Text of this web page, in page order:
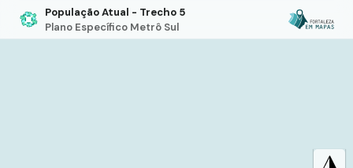
População Atual - Trecho 5
Plano Específico Metrô Sul